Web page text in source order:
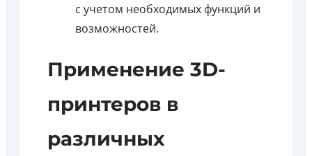
с учетом необходимых функций и
возможностей.
Применение 3D-
принтеров в
различных